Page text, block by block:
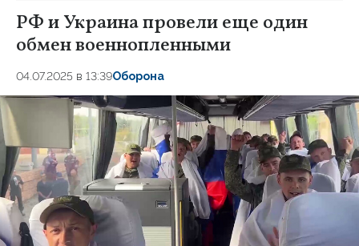
РФ и Украина провели еще один
обмен военнопленными
04.07.2025 в 13:39Оборона